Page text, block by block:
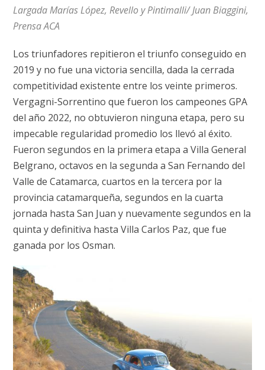
Largada Marías López, Revello y Pintimalli/ Juan Biaggini,
Prensa ACA
Los triunfadores repitieron el triunfo conseguido en
2019 y no fue una victoria sencilla, dada la cerrada
competitividad existente entre los veinte primeros.
Vergagni-Sorrentino que fueron los campeones GPA
del año 2022, no obtuvieron ninguna etapa, pero su
impecable regularidad promedio los llevó al éxito.
Fueron segundos en la primera etapa a Villa General
Belgrano, octavos en la segunda a San Fernando del
Valle de Catamarca, cuartos en la tercera por la
provincia catamarqueña, segundos en la cuarta
jornada hasta San Juan y nuevamente segundos en la
quinta y definitiva hasta Villa Carlos Paz, que fue
ganada por los Osman.